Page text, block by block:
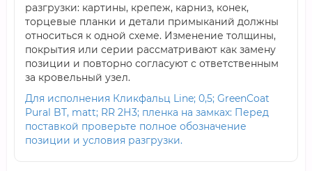
разгрузки: картины, крепеж, карниз, конек,
торцевые планки и детали примыканий должны
относиться к одной схеме. Изменение толщины,
покрытия или серии рассматривают как замену
позиции и повторно согласуют с ответственным
за кровельный узел.
Для исполнения Кликфальц Line; 0,5; GreenCoat
Pural BT, matt; RR 2Н3; пленка на замках: Перед
поставкой проверьте полное обозначение
позиции и условия разгрузки.